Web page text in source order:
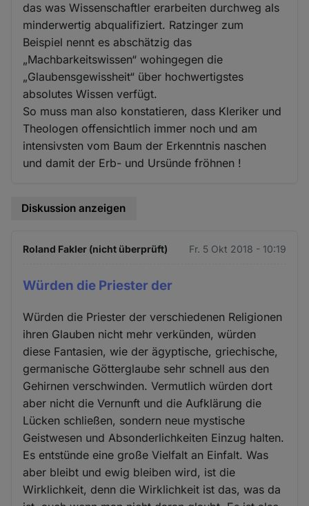
das was Wissenschaftler erarbeiten durchweg als
minderwertig abqualifiziert. Ratzinger zum
Beispiel nennt es abschätzig das
„Machbarkeitswissen“ wohingegen die
„Glaubensgewissheit“ über hochwertigstes
absolutes Wissen verfügt.
So muss man also konstatieren, dass Kleriker und
Theologen offensichtlich immer noch und am
intensivsten vom Baum der Erkenntnis naschen
und damit der Erb- und Ursünde fröhnen !
Diskussion anzeigen
Roland Fakler (nicht überprüft) Fr. 5 Okt 2018 - 10:19
Würden die Priester der
Würden die Priester der verschiedenen Religionen
ihren Glauben nicht mehr verkünden, würden
diese Fantasien, wie der ägyptische, griechische,
germanische Götterglaube sehr schnell aus den
Gehirnen verschwinden. Vermutlich würden dort
aber nicht die Vernunft und die Aufklärung die
Lücken schließen, sondern neue mystische
Geistwesen und Absonderlichkeiten Einzug halten.
Es entstünde eine große Vielfalt an Einfalt. Was
aber bleibt und ewig bleiben wird, ist die
Wirklichkeit, denn die Wirklichkeit ist das, was da